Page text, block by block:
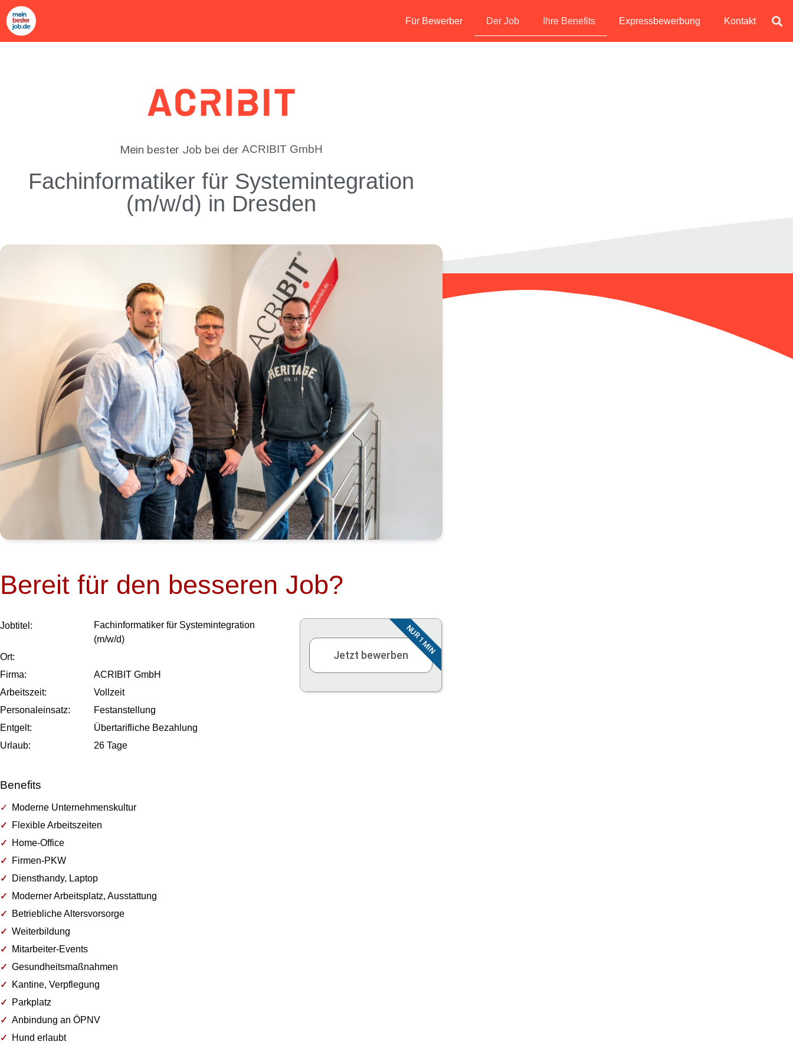
Für Bewerber Der Job Ihre Benefits Expressbewerbung Kontakt
Mein bester Job bei der ACRIBIT GmbH
Fachinformatiker für Systemintegration
(m/w/d) in Dresden
Bereit für den besseren Job?
Job­titel:
Fachinformatiker für Systemintegration
(m/w/d)
Ort:
Firma:
ACRIBIT GmbH
Arbeits­zeit:
Vollzeit
Personal­einsatz:
Festanstellung
Entgelt:
Übertarifliche Bezahlung
Urlaub:
26 Tage
Benefits
Moderne Unternehmenskultur
Flexible Arbeitszeiten
Home-Office
Firmen-PKW
Diensthandy, Laptop
Moderner Arbeitsplatz, Ausstattung
Betriebliche Altersvorsorge
Weiterbildung
Mitarbeiter-Events
Gesundheitsmaßnahmen
Kantine, Verpflegung
Parkplatz
Anbindung an ÖPNV
Hund erlaubt
Jetzt bewerbenNUR 1 MIN